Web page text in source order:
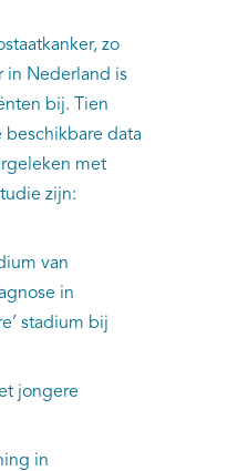
zo
in Nederland is
bij. Tien
beschikbare data
met
zijn:
van
in
stadium bij
jongere
in